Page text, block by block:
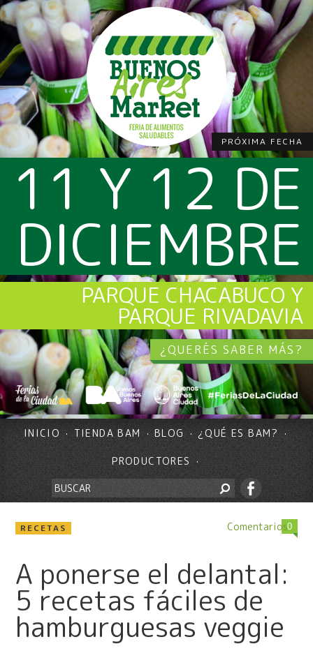
PRÓXIMA FECHA
11 Y 12 DE
DICIEMBRE
PARQUE CHACABUCO Y
PARQUE RIVADAVIA
¿QUERÉS SABER MÁS?
INICIO TIENDA BAM BLOG ¿QUÉ ES BAM?
PRODUCTORES
Comentarios0
RECETAS
A ponerse el delantal:
5 recetas fáciles de
hamburguesas veggie